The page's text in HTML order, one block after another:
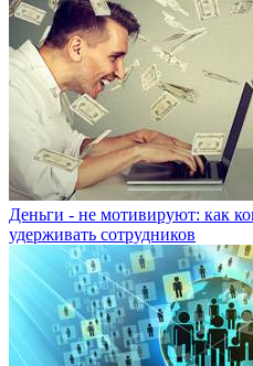
Деньги - не мотивируют: как
удерживать сотрудников